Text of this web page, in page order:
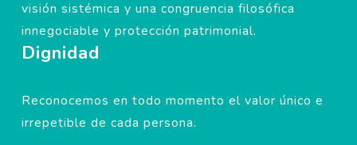
visión sistémica y una congruencia filosófica
innegociable y protección patrimonial.
Dignidad
Reconocemos en todo momento el valor único e
irrepetible de cada persona.